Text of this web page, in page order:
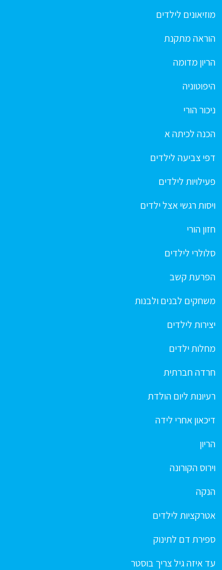
מוזיאונים לילדים
הוראה מתקנת
הריון מדומה
היפוטוניה
ניכור הורי
הכנה לכיתה א
דפי צביעה לילדים
פעילויות לילדים
ויסות רגשי אצל ילדים
חזון הורי
סלולרי לילדים
הפרעת קשב
משחקים לבנים ולבנות
יצירות לילדים
מחלות ילדים
חרדה חברתית
רעיונות ליום הולדת
דיכאון אחרי לידה
הריון
וירוס הקורונה
הנקה
אטרקציות לילדים
ספירת דם לתינוק
עד איזה גיל צריך בוסטר